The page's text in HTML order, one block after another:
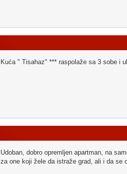
Kuća " Tisahaz" *** raspolaže sa 3 sobe i
Udoban, dobro opremljen apartman, na
za one koji žele da istraže grad, ali i da se